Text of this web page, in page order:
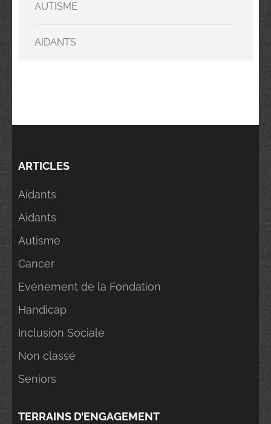
AUTISME
AIDANTS
ARTICLES
Aidants
Aidants
Autisme
Cancer
Evénement de la Fondation
Handicap
Inclusion Sociale
Non classé
Seniors
TERRAINS D’ENGAGEMENT